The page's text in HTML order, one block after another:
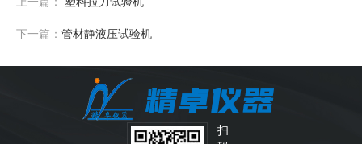
下一篇： 管材静液压试验机
扫